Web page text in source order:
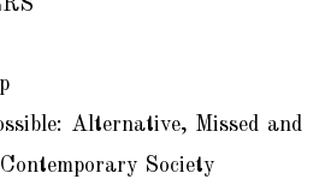
Alternative, Missed and
Society